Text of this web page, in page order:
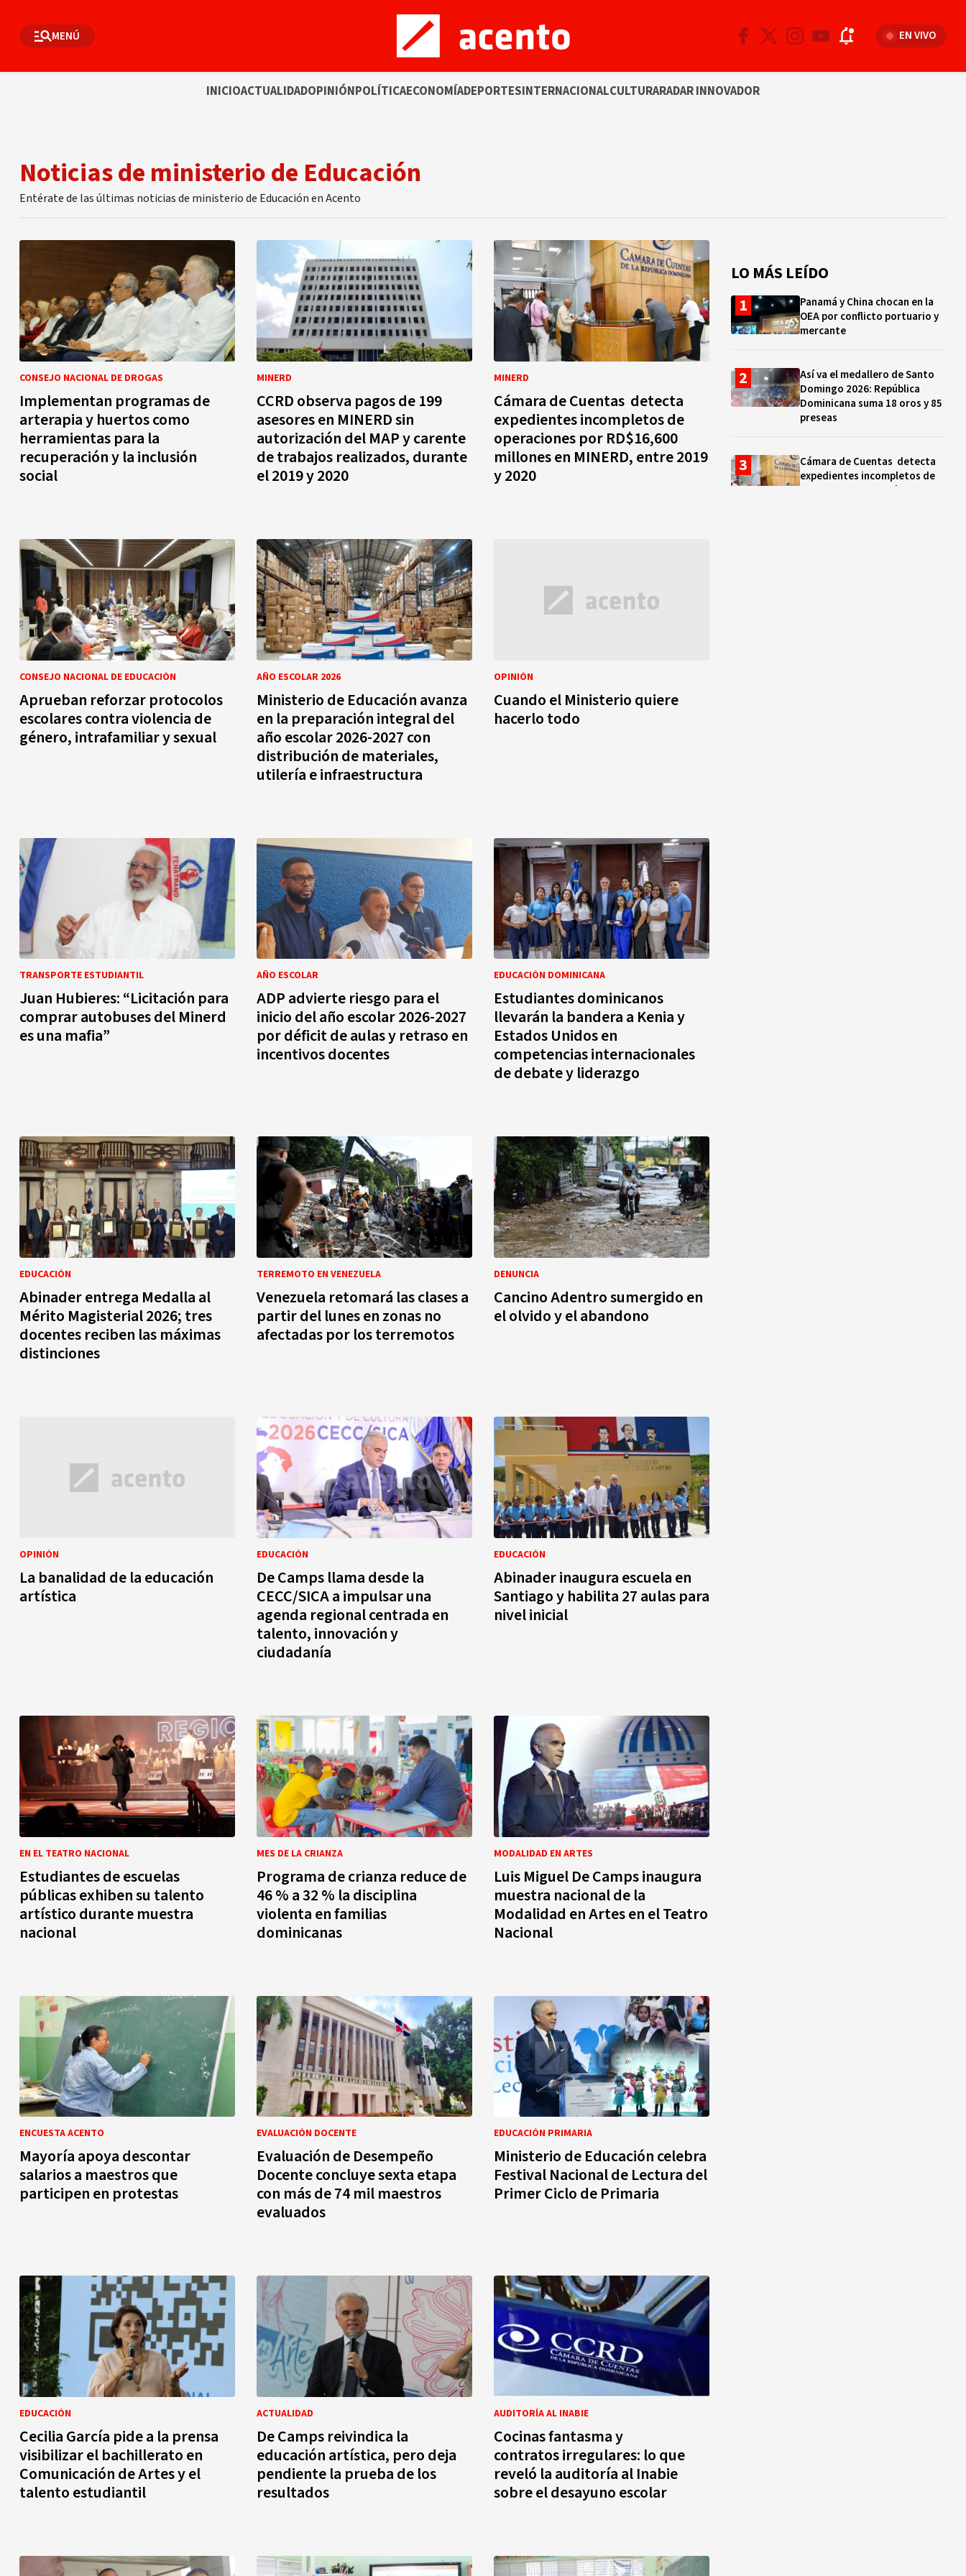
MENÚ EN VIVO
INICIOACTUALIDADOPINIÓNPOLÍTICAECONOMÍADEPORTESINTERNACIONALCULTURARADAR INNOVADOR
Noticias de ministerio de Educación
Entérate de las últimas noticias de ministerio de Educación en Acento
CONSEJO NACIONAL DE DROGAS
Implementan programas de
arterapia y huertos como
herramientas para la
recuperación y la inclusión
social
MINERD
CCRD observa pagos de 199
asesores en MINERD sin
autorización del MAP y carente
de trabajos realizados, durante
el 2019 y 2020
MINERD
Cámara de Cuentas detecta
expedientes incompletos de
operaciones por RD$16,600
millones en MINERD, entre 2019
y 2020
CONSEJO NACIONAL DE EDUCACIÓN
Aprueban reforzar protocolos
escolares contra violencia de
género, intrafamiliar y sexual
AÑO ESCOLAR 2026
Ministerio de Educación avanza
en la preparación integral del
año escolar 2026-2027 con
distribución de materiales,
utilería e infraestructura
OPINIÓN
Cuando el Ministerio quiere
hacerlo todo
TRANSPORTE ESTUDIANTIL
Juan Hubieres: “Licitación para
comprar autobuses del Minerd
es una mafia”
AÑO ESCOLAR
ADP advierte riesgo para el
inicio del año escolar 2026-2027
por déficit de aulas y retraso en
incentivos docentes
EDUCACIÓN DOMINICANA
Estudiantes dominicanos
llevarán la bandera a Kenia y
Estados Unidos en
competencias internacionales
de debate y liderazgo
EDUCACIÓN
Abinader entrega Medalla al
Mérito Magisterial 2026; tres
docentes reciben las máximas
distinciones
TERREMOTO EN VENEZUELA
Venezuela retomará las clases a
partir del lunes en zonas no
afectadas por los terremotos
DENUNCIA
Cancino Adentro sumergido en
el olvido y el abandono
OPINIÓN
La banalidad de la educación
artística
EDUCACIÓN
De Camps llama desde la
CECC/SICA a impulsar una
agenda regional centrada en
talento, innovación y
ciudadanía
EDUCACIÓN
Abinader inaugura escuela en
Santiago y habilita 27 aulas para
nivel inicial
EN EL TEATRO NACIONAL
Estudiantes de escuelas
públicas exhiben su talento
artístico durante muestra
nacional
MES DE LA CRIANZA
Programa de crianza reduce de
46 % a 32 % la disciplina
violenta en familias
dominicanas
MODALIDAD EN ARTES
Luis Miguel De Camps inaugura
muestra nacional de la
Modalidad en Artes en el Teatro
Nacional
ENCUESTA ACENTO
Mayoría apoya descontar
salarios a maestros que
participen en protestas
EVALUACIÓN DOCENTE
Evaluación de Desempeño
Docente concluye sexta etapa
con más de 74 mil maestros
evaluados
EDUCACIÓN PRIMARIA
Ministerio de Educación celebra
Festival Nacional de Lectura del
Primer Ciclo de Primaria
EDUCACIÓN
Cecilia García pide a la prensa
visibilizar el bachillerato en
Comunicación de Artes y el
talento estudiantil
ACTUALIDAD
De Camps reivindica la
educación artística, pero deja
pendiente la prueba de los
resultados
AUDITORÍA AL INABIE
Cocinas fantasma y
contratos irregulares: lo que
reveló la auditoría al Inabie
sobre el desayuno escolar
LO MÁS LEÍDO
Panamá y China chocan en la
OEA por conflicto portuario y
mercante
Así va el medallero de Santo
Domingo 2026: República
Dominicana suma 18 oros y 85
preseas
Cámara de Cuentas detecta
expedientes incompletos de
operaciones por RD$16,600